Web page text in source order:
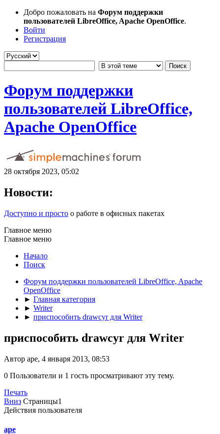
Добро пожаловать на Форум поддержки
пользователей LibreOffice, Apache OpenOffice.
Войти
Регистрация
Форум поддержки
пользователей LibreOffice,
Apache OpenOffice
28 октября 2023, 05:02
Новости:
Доступно и просто о работе в офисных пакетах
Главное меню
Главное меню
Начало
Поиск
Форум поддержки пользователей LibreOffice, Apache
OpenOffice
► Главная категория
► Writer
► приспособить drawcyr для Writer
приспособить drawcyr для Writer
Автор ape, 4 января 2013, 08:53
0 Пользователи и 1 гость просматривают эту тему.
Печать
Вниз Страницы1
Действия пользователя
ape